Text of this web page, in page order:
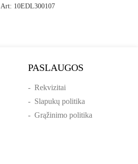
Art: 10EDL300107
PASLAUGOS
- Rekvizitai
- Slapukų politika
- Grąžinimo politika